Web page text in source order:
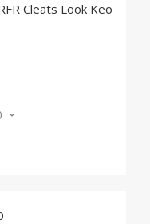
Cleats Look Keo